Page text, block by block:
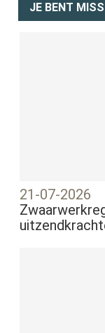
JE BENT
21-07-2026